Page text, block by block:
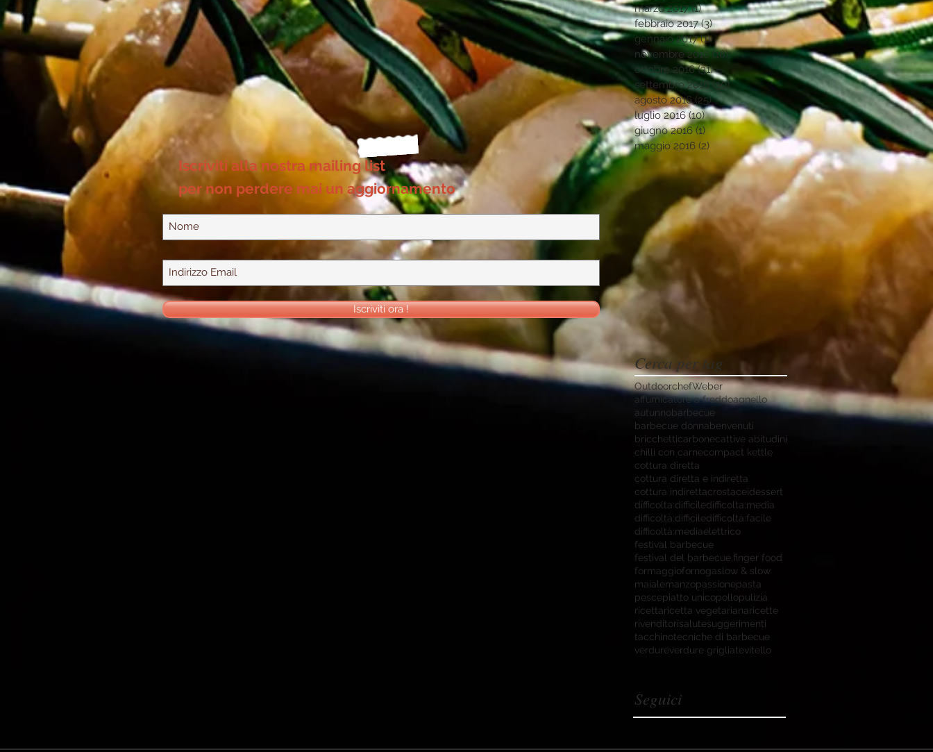
Iscriviti alla nostra mailing list
per non perdere mai un aggiornamento
Iscriviti ora !
marzo 2017 (1)1 post
febbraio 2017 (3)3 post
gennaio 2017 (1)1 post
novembre 2016 (18)18 post
ottobre 2016 (31)31 post
settembre 2016 (30)30 post
agosto 2016 (25)25 post
luglio 2016 (10)10 post
giugno 2016 (1)1 post
maggio 2016 (2) 2 post
Cerca per tag
OutdoorchefWeber
affumicatore a freddoagnello
autunnobarbecue
barbecue donnabenvenuti
bricchetticarbonecattive abitudini
chilli con carnecompact kettle
cottura diretta
cottura diretta e indiretta
cottura indirettacrostaceidessert
difficolta:difficiledifficolta:media
difficoltà:difficiledifficoltà:facile
difficoltà:mediaelettrico
festival barbecue
festival del barbecue, finger food
formaggiofornogaslow & slow
maialemanzopassionepasta
pescepiatto unicopollopulizia
ricettaricetta vegetarianaricette
rivenditorisalutesuggerimenti
tacchinotecniche di barbecue
verdureverdure grigliatevitello
Seguici